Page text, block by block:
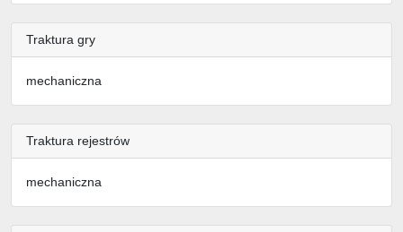
Traktura gry
mechaniczna
Traktura rejestrów
mechaniczna